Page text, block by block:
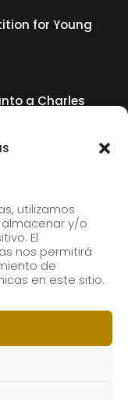
utilizamos
y/o
El
nos permitirá
de
en este sitio.
for Young
a Charles
our news by